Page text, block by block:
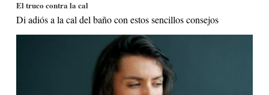
El truco contra la cal
Di adiós a la cal del baño con estos sencillos consejos